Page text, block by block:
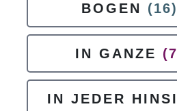
BOGEN
(16)
IN GANZE
IN JEDER